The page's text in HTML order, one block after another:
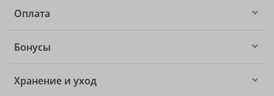
Оплата
Бонусы
Хранение и уход